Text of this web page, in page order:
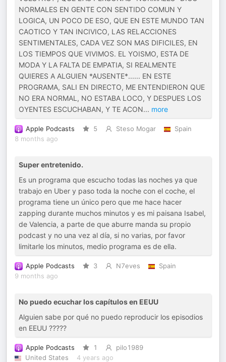
NORMALES EN GENTE CON SENTIDO COMUN Y
LOGICA, UN POCO DE ESO, QUE EN ESTE MUNDO TAN
CAOTICO Y TAN INCIVICO, LAS RELACCIONES
SENTIMENTALES, CADA VEZ SON MAS DIFICILES, EN
LOS TIEMPOS QUE VIVIMOS. EL YOISMO, ESTA DE
MODA Y LA FALTA DE EMPATIA, SI REALMENTE
QUIERES A ALGUIEN *AUSENTE*...... EN ESTE
PROGRAMA, SALI EN DIRECTO, ME ENTENDIERON QUE
NO ERA NORMAL, NO ESTABA LOCO, Y DESPUES LOS
OYENTES ESCUCHABAN, Y TE ACON... more
Apple Podcasts 5 Steso Mogar
Spain
8 months ago
Super entretenido.
Es un programa que escucho todas las noches ya que
trabajo en Uber y paso toda la noche con el coche, el
programa tiene un único pero que me hace hacer
zapping durante muchos minutos y es mi paisana Isabel,
de Valencia, a parte de que aburre manda su propio
podcast y no una vez al día, si no varias, por favor
limitarle los minutos, medio programa es de ella.
Apple Podcasts 3 N7eves
Spain
9 months ago
No puedo ecuchar los capítulos en EEUU
Alguien sabe por qué no puedo reproducir los episodios
en EEUU ?????
Apple Podcasts 1
pilo1989
United States
4 years ago